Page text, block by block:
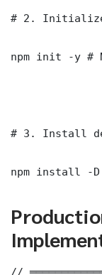
# 2.
npm init -y #
# 3. Install
npm install -
//